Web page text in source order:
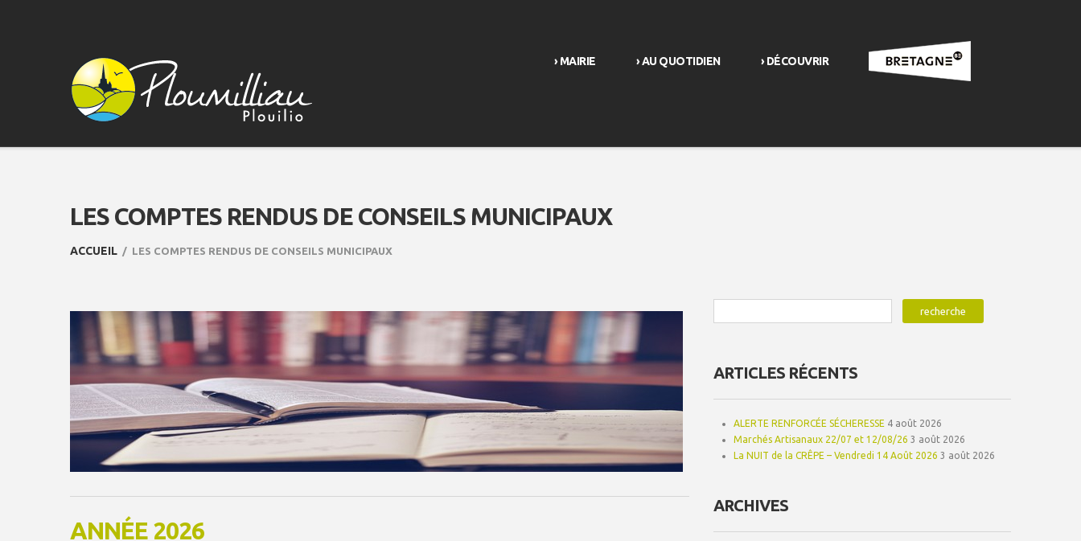
› MAIRIE › AU QUOTIDIEN › DÉCOUVRIR
LES COMPTES RENDUS DE CONSEILS MUNICIPAUX
ACCUEIL LES COMPTES RENDUS DE CONSEILS MUNICIPAUX
ANNÉE 2026
ARTICLES RÉCENTS
ALERTE RENFORCÉE SÉCHERESSE 4 août 2026
Marchés Artisanaux 22/07 et 12/08/26 3 août 2026
La NUIT de la CRÊPE – Vendredi 14 Août 2026 3 août 2026
ARCHIVES